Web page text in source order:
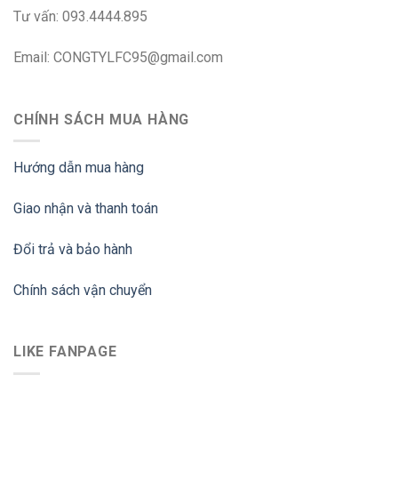
Tư vấn: 093.4444.895
Email: CONGTYLFC95@gmail.com
CHÍNH SÁCH MUA HÀNG
Hướng dẫn mua hàng
Giao nhận và thanh toán
Đổi trả và bảo hành
Chính sách vận chuyển
LIKE FANPAGE